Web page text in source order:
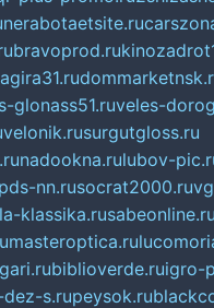
nerabotaetsite.ru
bravoprod.ru
glonass51.ruveles-
velonik.rusurgutgloss.ru
nadookna.rulubov-
pds-nn.rusocrat2000.ru
klassika.rusabeonline.ru
masteroptica.ru
biblioverde.ruigro-
dez-s.rupeysok.ru